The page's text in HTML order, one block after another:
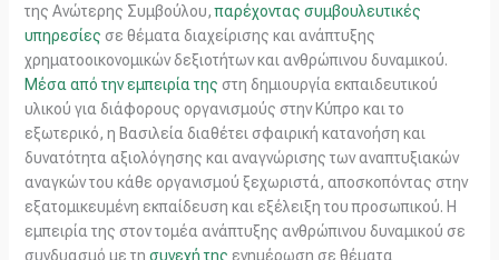
της Ανώτερης Συμβούλου,παρέχοντας συμβουλευτικές
υπηρεσίες σε θέματα διαχείρισης και ανάπτυξης
χρηματοοικονομικών δεξιοτήτων και ανθρώπινου δυναμικού.
Μέσα από την εμπειρία της στη δημιουργία εκπαιδευτικού
υλικού για διάφορους οργανισμούς στην Κύπρο και το
εξωτερικό, η Βασιλεία διαθέτει σφαιρική κατανοήση και
δυνατότητα αξιολόγησης και αναγνώρισης των αναπτυξιακών
αναγκών του κάθε οργανισμού ξεχωριστά, αποσκοπόντας στην
εξατομικευμένη εκπαίδευση και εξέλειξη του προσωπικού. Η
εμπειρία της στον τομέα ανάπτυξης ανθρώπινου δυναμικού σε
συνδυασμό με τη συνεχή της ενημέρωση σε θέματα